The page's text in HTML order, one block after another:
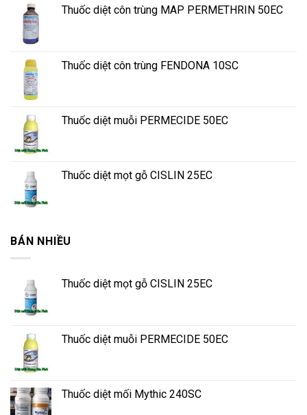
Thuốc diệt côn trùng MAP PERMETHRIN 50EC
Thuốc diệt côn trùng FENDONA 10SC
Thuốc diệt muỗi PERMECIDE 50EC
Thuốc diệt mọt gỗ CISLIN 25EC
BÁN NHIỀU
Thuốc diệt mọt gỗ CISLIN 25EC
Thuốc diệt muỗi PERMECIDE 50EC
Thuốc diệt mối Mythic 240SC